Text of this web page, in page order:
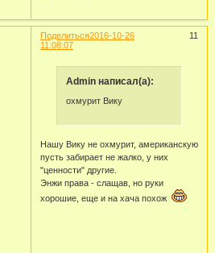
Поделиться 11
2016-10-26
11:08:07
Admin написал(а):
охмурит Вику
Нашу Вику не охмурит, американскую
пусть забирает не жалко, у них
"ценности" другие.
Энжи права - слащав, но руки
хорошие, еще и на хача похож